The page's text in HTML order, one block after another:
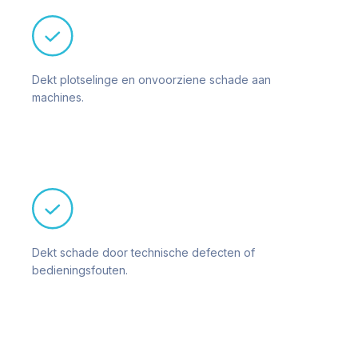
Dekt plotselinge en onvoorziene schade aan
machines.
Dekt schade door technische defecten of
bedieningsfouten.